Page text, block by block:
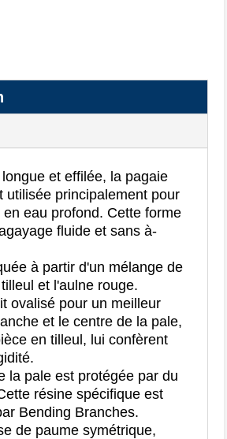
et effilée, la pagaie
utilisée principalement pour
eau profond. Cette forme
fluide et sans à-
à partir d'un mélange de
et l'aulne rouge.
ovalisé pour un meilleur
et le centre de la pale,
en tilleul, lui confèrent
la pale est protégée par du
résine spécifique est
Bending Branches.
de paume symétrique,